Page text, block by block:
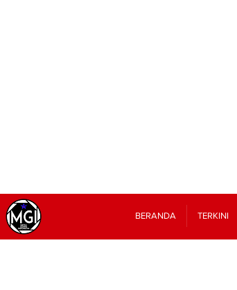
BERANDA TERKINI